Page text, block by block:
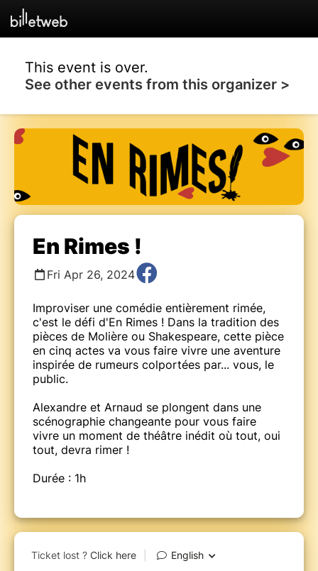
This event is over.
See other events from this organizer >
En Rimes !
Fri Apr 26, 2024
Improviser une comédie entièrement rimée,
c'est le défi d'En Rimes ! Dans la tradition des
pièces de Molière ou Shakespeare, cette pièce
en cinq actes va vous faire vivre une aventure
inspirée de rumeurs colportées par... vous, le
public.
Alexandre et Arnaud se plongent dans une
scénographie changeante pour vous faire
vivre un moment de théâtre inédit où tout, oui
tout, devra rimer !
Durée : 1h